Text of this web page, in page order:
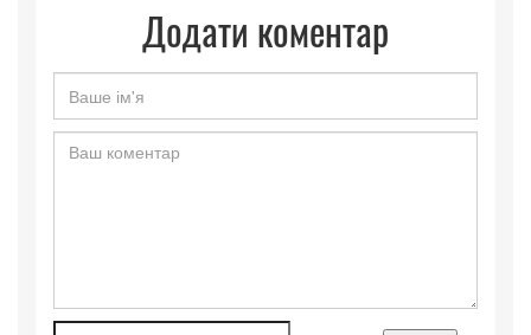
Додати коментар